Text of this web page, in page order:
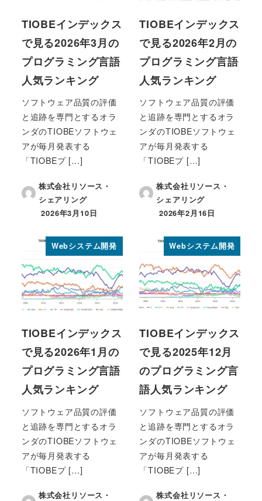
TIOBEインデックス
で見る2026年3月の
プログラミング言語
人気ランキング
ソフトウェア品質の評価
と追跡を専門とするオラ
ンダのTIOBEソフトウェ
アが毎月発表する
「TIOBEプ […]
株式会社リソース・
シェアリング
投稿日
2026年3月10日
TIOBEインデックス
で見る2026年2月の
プログラミング言語
人気ランキング
ソフトウェア品質の評価
と追跡を専門とするオラ
ンダのTIOBEソフトウェ
アが毎月発表する
「TIOBEプ […]
株式会社リソース・
シェアリング
投稿日
2026年2月16日
Webシステム開発
TIOBEインデックス
で見る2026年1月の
プログラミング言語
人気ランキング
ソフトウェア品質の評価
と追跡を専門とするオラ
ンダのTIOBEソフトウェ
アが毎月発表する
「TIOBEプ […]
株式会社リソース・
Webシステム開発
TIOBEインデックス
で見る2025年12月
のプログラミング言
語人気ランキング
ソフトウェア品質の評価
と追跡を専門とするオラ
ンダのTIOBEソフトウェ
アが毎月発表する
「TIOBEプ […]
株式会社リソース・